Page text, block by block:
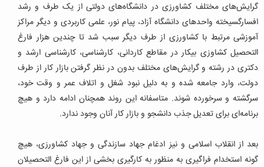
گرایش‌های مختلف کشاورزی در دانشگاه‌های دولتی از یک طرف و رشد
افسارگسیخته واحدهای دانشگاه آزاد، پیام نور، علمی کاربردی و دیگر مراکز
آموزشی مرتبط با کشاورزی از طرف دیگر سبب شد تا چندین هزار فارغ
التحصیل کشاوزی بیکار در مقاطع کاردانی، کارشناسی، کارشناسی ارشد و
دکتری در رشته و گرایش‌های مختلف بدون در نظر گرفتن بازار کار از طرف
دولت، وارد جامعه شده و به دلیل نبود شغل و اتلاف عمر و وقت خود،
سرگشته و سرخورده شوند. متاسفانه این روند همچنان ادامه دارد و هیچ
برنامه‌ای برای تعدیل جذب دانشجو و بازار کار آنان وجود ندارد.
بعد از انقلاب اسلامی و نیز ادغام جهاد سازندگی و جهاد کشاورزی، هیچ
گونه استخدام فراگیری به منظور به کارگیری بخشی از این فارغ التحصیلان